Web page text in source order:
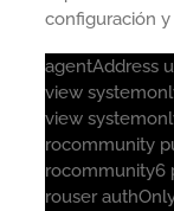
configuración
agentAddress
view
view
rocommunity
rocommunity6
rouser